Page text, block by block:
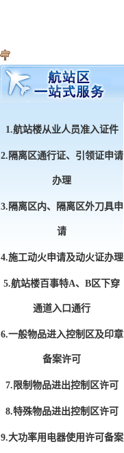
1.航站楼从业人员准入证件
2.隔离区通行证、引领证申请
办理
3.隔离区内、隔离区外刀具申
请
4.施工动火申请及动火证办理
5.航站楼百事特A、B区下穿
通道入口通行
6.一般物品进入控制区及印章
备案许可
7.限制物品进出控制区许可
8.特殊物品进出控制区许可
9.大功率用电器使用许可备案